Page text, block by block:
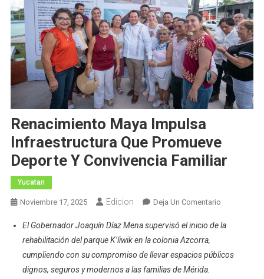
Renacimiento Maya Impulsa
Infraestructura Que Promueve
Deporte Y Convivencia Familiar
Yucatan
Noviembre 17, 2025 Edicion Deja Un ComentarioEn
Maya
El Gobernador Joaquín Díaz Mena supervisó el inicio de la
rehabilitación del parque K’íiwik en la colonia Azcorra,
cumpliendo con su compromiso de llevar espacios públicos
dignos, seguros y modernos a las familias de Mérida.